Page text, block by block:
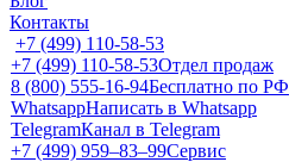
Контакты
+7 (499) 110-58-53
+7 (499) 110-58-53Отдел продаж
8 (800) 555-16-94Бесплатно по РФ
WhatsappНаписать в Whatsapp
TelegramКанал в Telegram
+7 (499) 959‒83‒99Сервис